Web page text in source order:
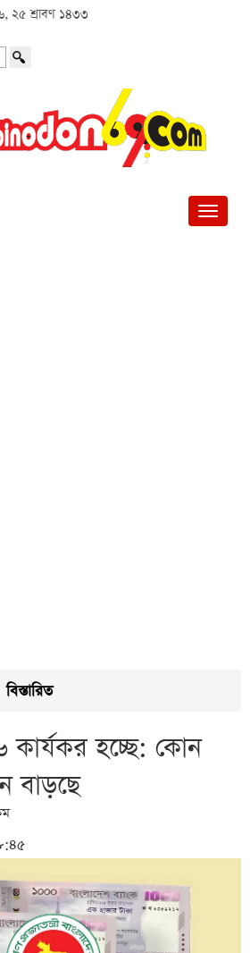
২৫ শ্রাবণ ১৪৩৩
বিস্তারিত
কার্যকর হচ্ছে: কোন
বাড়ছে